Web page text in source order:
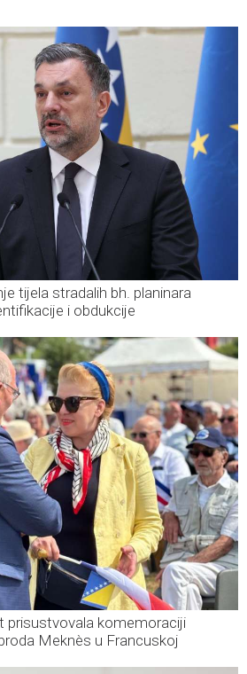
tijela stradalih bh. planinara
i obdukcije
prisustvovala komemoraciji
Meknès u Francuskoj